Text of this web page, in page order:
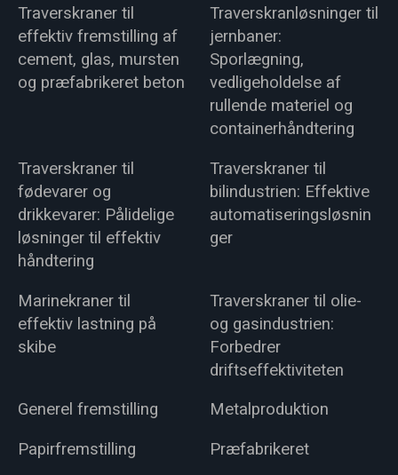
Traverskraner til
effektiv fremstilling af
cement, glas, mursten
og præfabrikeret beton
Traverskranløsninger til
jernbaner:
Sporlægning,
vedligeholdelse af
rullende materiel og
containerhåndtering
Traverskraner til
fødevarer og
drikkevarer: Pålidelige
løsninger til effektiv
håndtering
Traverskraner til
bilindustrien: Effektive
automatiseringsløsnin
ger
Marinekraner til
effektiv lastning på
skibe
Traverskraner til olie-
og gasindustrien:
Forbedrer
driftseffektiviteten
Generel fremstilling
Metalproduktion
Papirfremstilling
Præfabrikeret